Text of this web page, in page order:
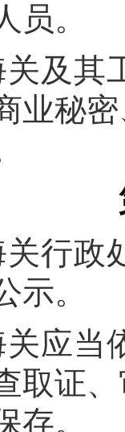
员。
及其
业秘
行政
示。
应当
取证
存。